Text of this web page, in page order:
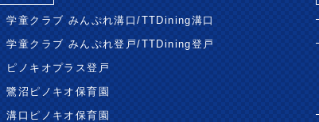
学童クラブ みんぷれ溝口/TTDining溝口
学童クラブ みんぷれ登戸/TTDining登戸
ピノキオプラス登戸
鷺沼ピノキオ保育園
溝口ピノキオ保育園